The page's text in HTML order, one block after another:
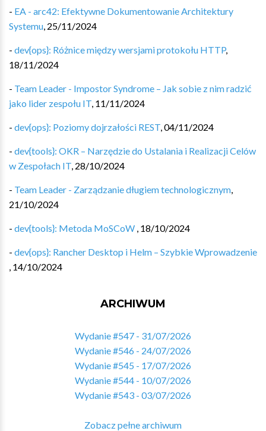
- EA - arc42: Efektywne Dokumentowanie Architektury
Systemu, 25/11/2024
- dev{ops}: Różnice między wersjami protokołu HTTP,
18/11/2024
- Team Leader - Impostor Syndrome – Jak sobie z nim radzić
jako lider zespołu IT, 11/11/2024
- dev{ops}: Poziomy dojrzałości REST,04/11/2024
- dev{tools}: OKR – Narzędzie do Ustalania i Realizacji Celów
w Zespołach IT, 28/10/2024
- Team Leader - Zarządzanie długiem technologicznym,
21/10/2024
- dev{tools}: Metoda MoSCoW , 18/10/2024
- dev{ops}: Rancher Desktop i Helm – Szybkie Wprowadzenie
, 14/10/2024
ARCHIWUM
Wydanie #547 - 31/07/2026
Wydanie #546 - 24/07/2026
Wydanie #545 - 17/07/2026
Wydanie #544 - 10/07/2026
Wydanie #543 - 03/07/2026
Zobacz pełne archiwum